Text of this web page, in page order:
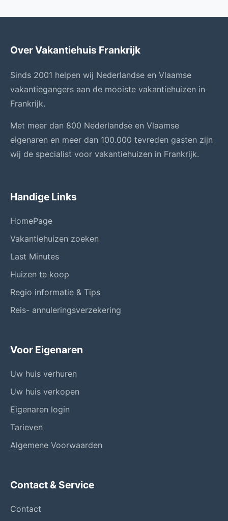
Over Vakantiehuis Frankrijk
Sinds 2001 helpen wij Nederlandse en Vlaamse
vakantiegangers aan de mooiste vakantiehuizen in
Frankrijk.
Met meer dan 800 Nederlandse en Vlaamse
eigenaren en meer dan 100.000 tevreden gasten zijn
wij de specialist voor vakantiehuizen in Frankrijk.
Handige Links
HomePage
Vakantiehuizen zoeken
Last Minutes
Huizen te koop
Regio informatie & Tips
Reis- annuleringsverzekering
Voor Eigenaren
Uw huis verhuren
Uw huis verkopen
Eigenaren login
Tarieven
Algemene Voorwaarden
Contact & Service
Contact